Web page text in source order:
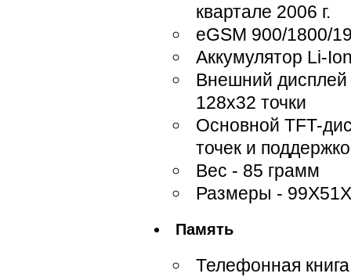
квартале 2006 г.
eGSM 900/1800/
Аккумулятор Li-
Внешний
128х32 точки
Основной TFT-
точек и
Вес - 85 грамм
Размеры -
Память
Телефонная